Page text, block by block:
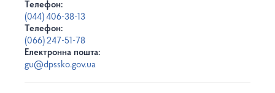
Телефон:
(044) 406-38-13
Телефон:
(066) 247-51-78
Електронна пошта:
gu@dpssko.gov.ua